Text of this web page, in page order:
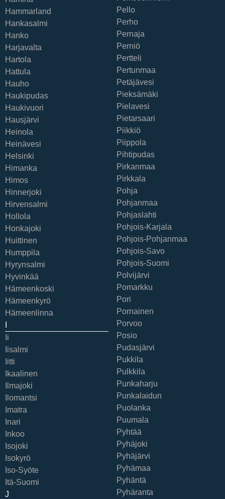
Hammarland
Hankasalmi
Hanko
Harjavalta
Hartola
Hattula
Hauho
Haukipudas
Haukivuori
Hausjärvi
Heinola
Heinävesi
Helsinki
Himanka
Himos
Hinnerjoki
Hirvensalmi
Hollola
Honkajoki
Huittinen
Humppila
Hyrynsalmi
Hyvinkää
Hämeenkoski
Hämeenkyrö
Hämeenlinna
Ii
Iisalmi
Iitti
Ikaalinen
Ilmajoki
Ilomantsi
Imatra
Inari
Inkoo
Isojoki
Isokyrö
Iso-Syöte
Itä-Suomi
J
Pello
Perho
Pernaja
Perniö
Pertteli
Pertunmaa
Petäjävesi
Pieksämäki
Pielavesi
Pietarsaari
Piikkiö
Piippola
Pihtipudas
Pirkanmaa
Pirkkala
Pohja
Pohjanmaa
Pohjaslahti
Pohjois-Karjala
Pohjois-Pohjanmaa
Pohjois-Savo
Pohjois-Suomi
Polvijärvi
Pomarkku
Pori
Pornainen
Porvoo
Posio
Pudasjärvi
Pukkila
Pulkkila
Punkaharju
Punkalaidun
Puolanka
Puumala
Pyhtää
Pyhäjoki
Pyhäjärvi
Pyhämaa
Pyhäntä
Pyhäranta